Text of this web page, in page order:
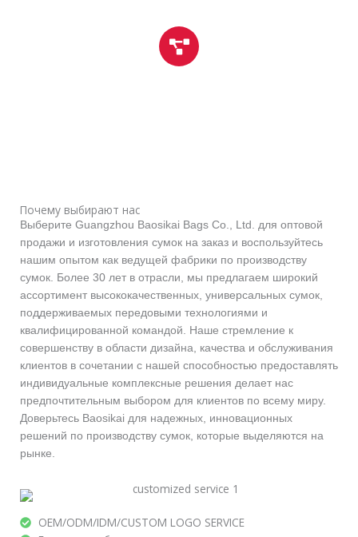
Почему выбирают нас
Выберите Guangzhou Baosikai Bags Co., Ltd. для оптовой
продажи и изготовления сумок на заказ и воспользуйтесь
нашим опытом как ведущей фабрики по производству
сумок. Более 30 лет в отрасли, мы предлагаем широкий
ассортимент высококачественных, универсальных сумок,
поддерживаемых передовыми технологиями и
квалифицированной командой. Наше стремление к
совершенству в области дизайна, качества и обслуживания
клиентов в сочетании с нашей способностью предоставлять
индивидуальные комплексные решения делает нас
предпочтительным выбором для клиентов по всему миру.
Доверьтесь Baosikai для надежных, инновационных
решений по производству сумок, которые выделяются на
рынке.
OEM/ODM/IDM/CUSTOM LOGO SERVICE